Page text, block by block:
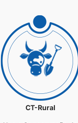
CT-Rural